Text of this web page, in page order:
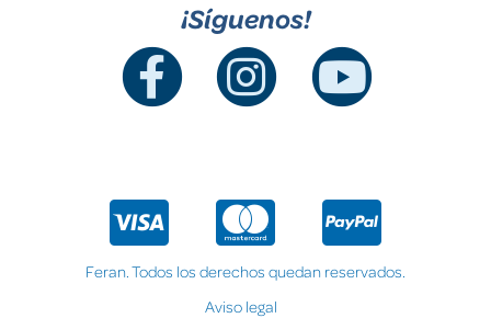
¡Síguenos!
Feran. Todos los derechos quedan reservados.
Aviso legal